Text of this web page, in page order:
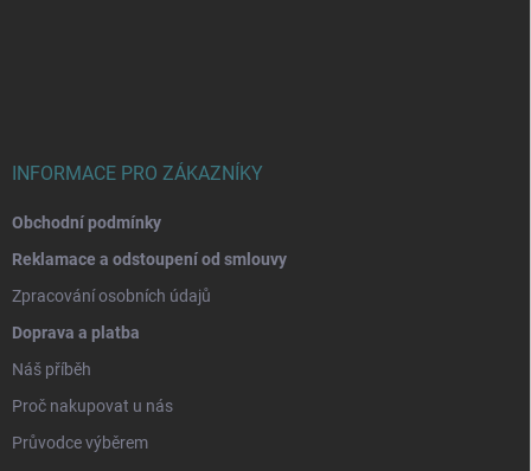
INFORMACE PRO ZÁKAZNÍKY
Obchodní podmínky
Reklamace a odstoupení od smlouvy
Zpracování osobních údajů
Doprava a platba
Náš příběh
Proč nakupovat u nás
Průvodce výběrem